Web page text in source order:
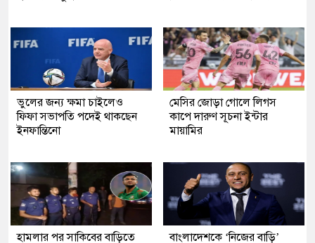
ভুলের জন্য ক্ষমা চাইলেও
ফিফা সভাপতি পদেই থাকছেন
ইনফান্তিনো
মেসির জোড়া গোলে লিগস
কাপে দারুণ সূচনা ইন্টার
মায়ামির
হামলার পর সাকিবের বাড়িতে
বাংলাদেশকে ‘নিজের বাড়ি’